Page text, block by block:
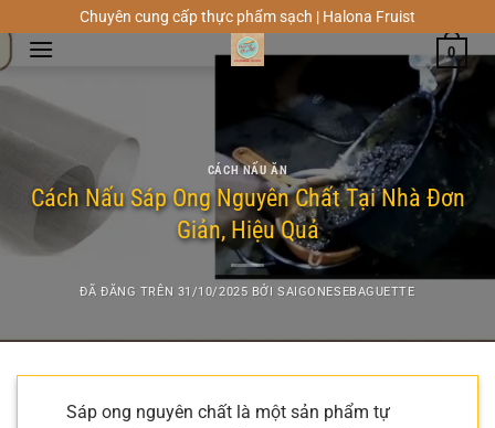
đến
nội
dung
Chuyên cung cấp thực phẩm sạch | Halona Fruist
0
CÁCH NẤU ĂN
Cách Nấu Sáp Ong Nguyên Chất Tại Nhà Đơn
Giản, Hiệu Quả
ĐÃ ĐĂNG TRÊN 31/10/2025 BỞISAIGONESEBAGUETTE
Sáp ong nguyên chất là một sản phẩm tự